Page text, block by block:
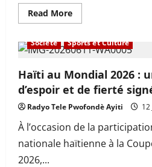
Read MoreRead
more
René
appelle
une
mobilisation
collective
pour
Haïti
Société
Sports et Culture
Haïti au Mondial 2026 :
d’espoir et de fierté
Radyo Tele Pwofondè Ayiti 12
À l’occasion de la
nationale haïtienne à la
2026,...